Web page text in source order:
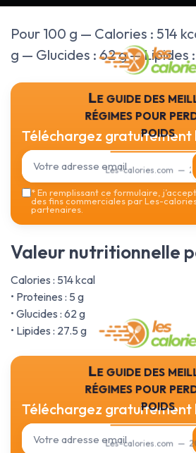
Pour 100 g — Calories : 514
g — Glucides : 62 g — Lipides
Le guide des
régimes pour
poids
Les-calories.com —
Téléchargez gratuitement
*En remplissant ce formulaire,
des fins commerciales par Les-
partenaires.
Valeur nutritionnelle
Calories : 514 kcal
• Proteines : 5 g
• Glucides : 62 g
• Lipides : 27.5 g
Le guide des
régimes pour
poids
Les-calories.com —
Téléchargez gratuitement